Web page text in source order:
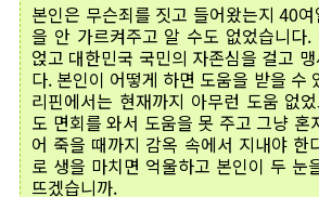
본인은 무슨죄를 짓고 들어왔는지 40
을 안 가르켜주고 알 수도 없었습니다
얹고 대한민국 국민의 자존심을 걸고
다. 본인이 어떻게 하면 도움을 받을 수
리핀에서는 현재까지 아무런 도움 없
도 면회를 와서 도움을 못 주고 그냥 혼
어 죽을 때까지 감옥 속에서 지내야 한
로 생을 마치면 억울하고 본인이 두 눈
뜨겠습니까.